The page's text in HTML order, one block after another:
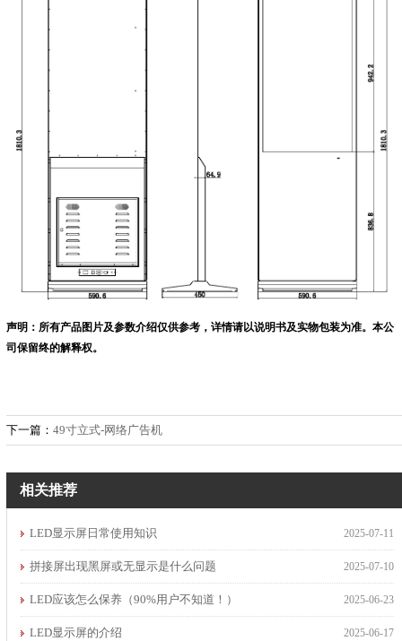
声明：所有产品图片及参数介绍仅供参考，详情请以说明书及实物包装为准。本公
司保留终的解释权。
下一篇： 49寸立式-网络广告机
相关推荐
2025-07-11
LED显示屏日常使用知识
2025-07-10
拼接屏出现黑屏或无显示是什么问题
2025-06-23
LED应该怎么保养（90%用户不知道！）
2025-06-17
LED显示屏的介绍